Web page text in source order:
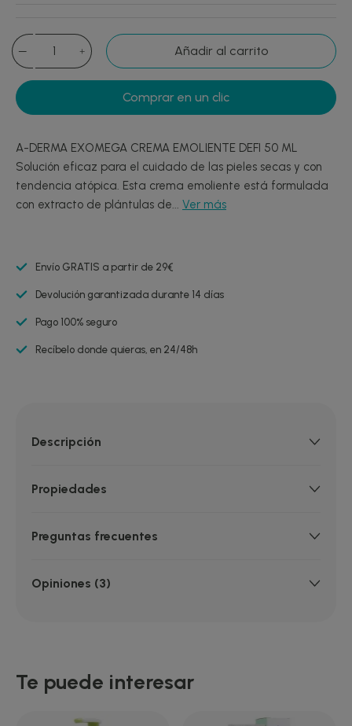
Añadir al carrito
Comprar en un clic
A-DERMA EXOMEGA CREMA EMOLIENTE DEFI 50 ML
Solución eficaz para el cuidado de las pieles secas y con
tendencia atópica. Esta crema emoliente está formulada
con extracto de plántulas de... Ver más
Envío GRATIS a partir de 29€
Devolución garantizada durante 14 días
Pago 100% seguro
Recíbelo donde quieras, en 24/48h
Descripción
Propiedades
Preguntas frecuentes
Opiniones (3)
Te puede interesar